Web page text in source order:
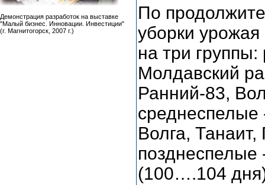
По
уборки
на три
Молдавский
Ранний-83,
среднеспелые
Волга,
(100….104
Демонстрация разработок на выставке
"Малый бизнес. Инновации. Инвестиции"
(г. Магнитогорск, 2007 г.)